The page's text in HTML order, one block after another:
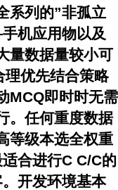
系列的”非孤立
机应用物以及
量数据量较小可
理优先结合策略
MCQ即时时无需
。任何重度数据
等级本选全权重
合进行C C/C的
开发环境基本